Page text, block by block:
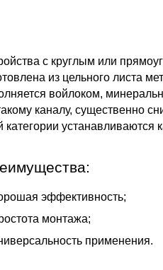
с круглым или
из цельного листа
войлоком,
каналу, существенно
категории устанавливаются
эффективность;
монтажа;
применения.